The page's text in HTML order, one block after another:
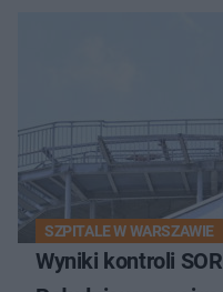
SZPITALE W WARSZAWIE
Wyniki kontroli